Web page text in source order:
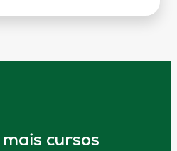
cursos